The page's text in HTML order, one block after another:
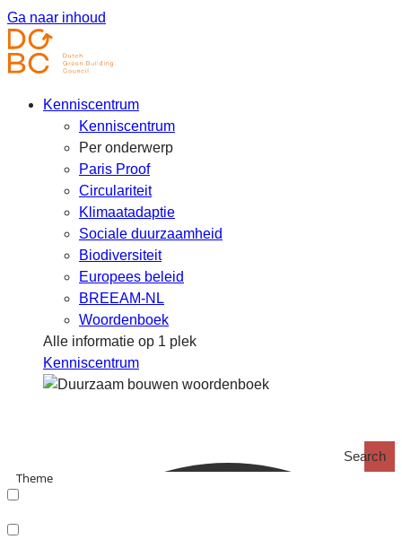
Ga naar inhoud
Kenniscentrum
Kenniscentrum
Per onderwerp
Paris Proof
Circulariteit
Klimaatadaptie
Sociale duurzaamheid
Biodiversiteit
Europees beleid
BREEAM-NL
Woordenboek
Alle informatie op 1 plek
Kenniscentrum
Search
Theme